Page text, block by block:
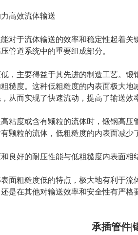
高效流体输送
对于流体输送的效率和稳定性起着
管道系统中的重要组成部分。
，主要得益于其先进的制造工艺。
糙度。这种低粗糙度的内表面极大
从而实现了快速流动，提高了输送效
粘度或含有颗粒的流体时，锻钢高
颗粒的流体，低粗糙度的内表面减
良好的耐压性能与低粗糙度内表面
面粗糙度低的特点，极大地有利于
是在其他对输送效率和安全性有严
承插管件|